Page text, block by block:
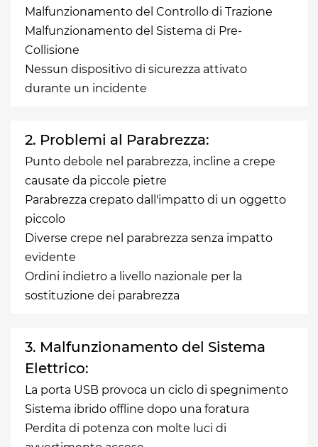
Malfunzionamento del Controllo di Trazione
Malfunzionamento del Sistema di Pre-
Collisione
Nessun dispositivo di sicurezza attivato
durante un incidente
2. Problemi al Parabrezza:
Punto debole nel parabrezza, incline a crepe
causate da piccole pietre
Parabrezza crepato dall'impatto di un oggetto
piccolo
Diverse crepe nel parabrezza senza impatto
evidente
Ordini indietro a livello nazionale per la
sostituzione dei parabrezza
3. Malfunzionamento del Sistema
Elettrico:
La porta USB provoca un ciclo di spegnimento
Sistema ibrido offline dopo una foratura
Perdita di potenza con molte luci di